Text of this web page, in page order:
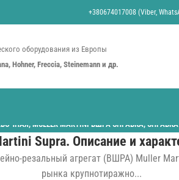
+380674017008 (Viber,
оборудования из Европы
Hohner, Freccia, Steinemann и др.
,MULLER MARTINI ВШРА СПРАВКА,
Supra. Описание и
резальный агрегат (ВШРА) Muller
рынка крупнотиражно...